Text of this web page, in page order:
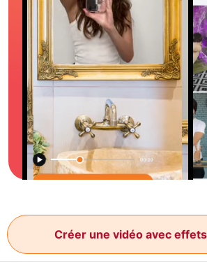
Créer une vidéo avec